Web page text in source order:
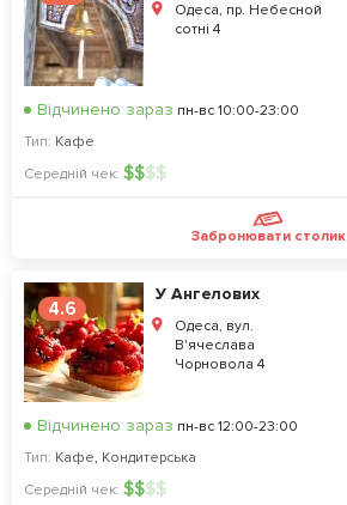
Одеса, пр. Небесной
сотні 4
Відчинено зараз пн-вс 10:00-23:00
Тип: Кафе
Середній чек: $$$$
Забронювати столик
4.6
У Ангелових
Одеса, вул.
В'ячеслава
Чорновола 4
Відчинено зараз пн-вс 12:00-23:00
Тип: Кафе, Кондитерська
Середній чек: $$$$